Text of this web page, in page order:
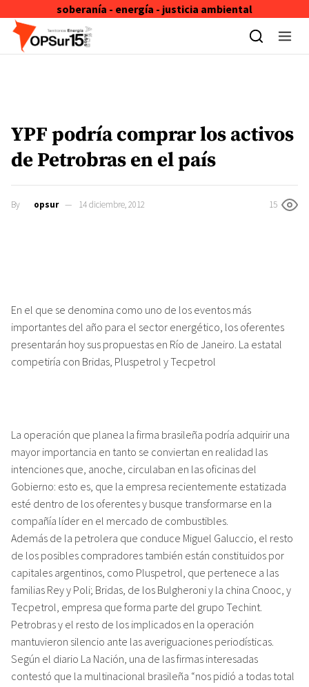
soberanía - energía - justicia ambiental
Skip to content
YPF podría comprar los activos
de Petrobras en el país
By opsur 14 diciembre, 2012 15
En el que se denomina como uno de los eventos más
importantes del año para el sector energético, los oferentes
presentarán hoy sus propuestas en Río de Janeiro. La estatal
competiría con Bridas, Pluspetrol y Tecpetrol
La operación que planea la firma brasileña podría adquirir una
mayor importancia en tanto se conviertan en realidad las
intenciones que, anoche, circulaban en las oficinas del
Gobierno: esto es, que la empresa recientemente estatizada
esté dentro de los oferentes y busque transformarse en la
compañía líder en el mercado de combustibles.
Además de la petrolera que conduce Miguel Galuccio, el resto
de los posibles compradores también están constituidos por
capitales argentinos, como Pluspetrol, que pertenece a las
familias Rey y Poli; Bridas, de los Bulgheroni y la china Cnooc, y
Tecpetrol, empresa que forma parte del grupo Techint.
Petrobras y el resto de los implicados en la operación
mantuvieron silencio ante las averiguaciones periodísticas.
Según el diario La Nación, una de las firmas interesadas
contestó que la multinacional brasileña “nos pidió a todas total